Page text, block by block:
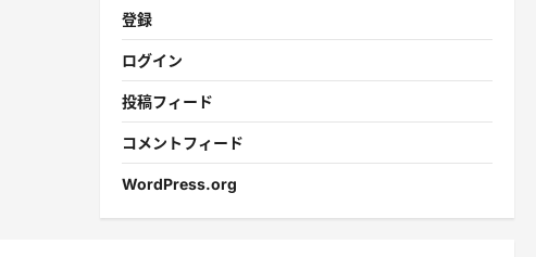
登録
ログイン
投稿フィード
コメントフィード
WordPress.org